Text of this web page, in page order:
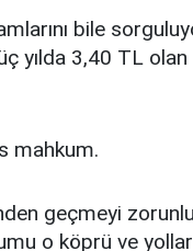
bile
yılda 3,40 TL
mahkum.
geçmeyi zorunlu
o köprü ve